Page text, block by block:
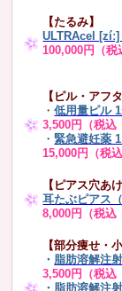
【たるみ】
ULTRAcel [zíː]
100,000円（税
【ピル・アフ
・低用量ピル
3,500円（税込
・緊急避妊薬
15,000円（税
【ピアス穴あけ
耳たぶピアス
8,000円（税
【部分痩せ・小
・ 脂肪溶解注
3,500円（税込
・ 脂肪溶解注